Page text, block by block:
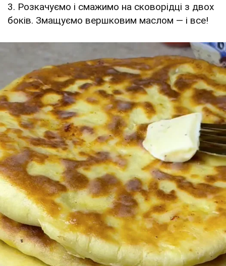
3. Розкачуємо і смажимо на сковорідці з двох
боків. Змащуємо вершковим маслом — і все!